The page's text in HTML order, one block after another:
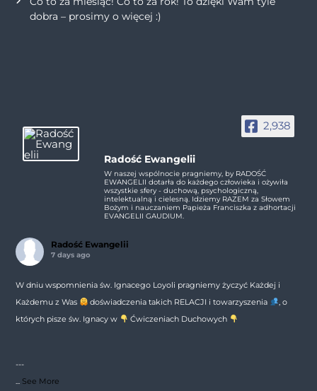
dobra – prosimy o więcej :)
2,938
Radość Ewangelii
W naszej wspólnocie pragniemy, by RADOŚĆ
EWANGELII dotarła do każdego człowieka i ożywiła
wszystkie sfery - duchową, psychologiczną,
intelektualną i cielesną. Idziemy RAZEM za Słowem
Bożym i nauczaniem Papieża Franciszka z adhortacji
EVANGELII GAUDIUM.
Radość Ewangelii
7 days ago
W dniu wspomnienia św. Ignacego Loyoli pragniemy życzyć Każdej i
Każdemu z Was
doświadczenia takich RELACJI i towarzyszenia
, o
których pisze św. Ignacy w
Ćwiczeniach Duchowych
---
See More